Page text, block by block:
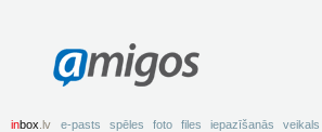
amigos
inbox .lv e-pasts spēles foto files iepazīšanās veikals